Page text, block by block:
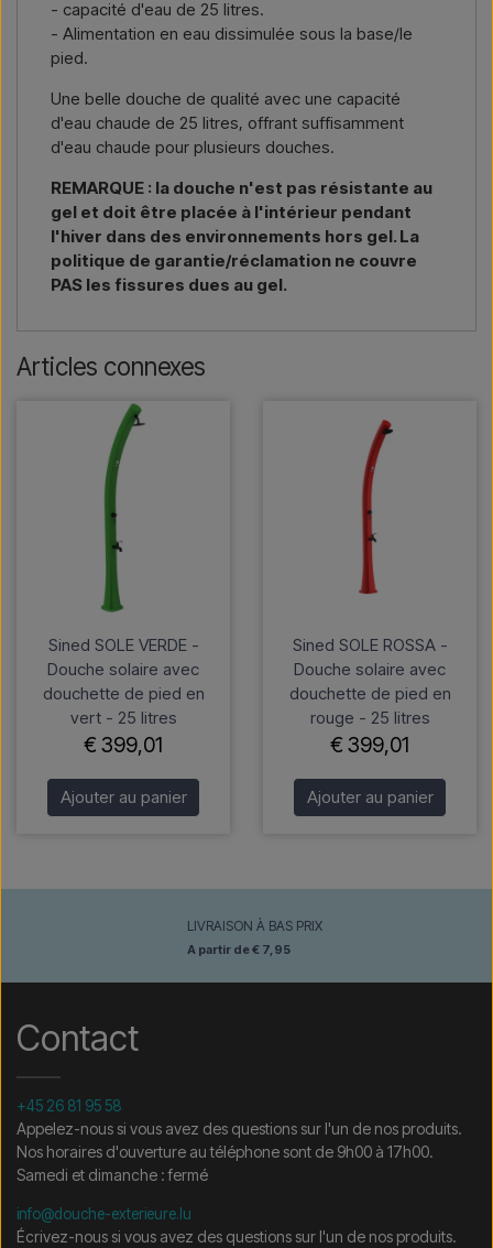
- capacité d'eau de 25 litres.
- Alimentation en eau dissimulée sous la base/le
pied.
Une belle douche de qualité avec une capacité
d'eau chaude de 25 litres, offrant suffisamment
d'eau chaude pour plusieurs douches.
REMARQUE : la douche n'est pas résistante au
gel et doit être placée à l'intérieur pendant
l'hiver dans des environnements hors gel. La
politique de garantie/réclamation ne couvre
PAS les fissures dues au gel.
Articles connexes
Sined SOLE VERDE -
Douche solaire avec
douchette de pied en
vert - 25 litres
€ 399,01
Ajouter au panier
Sined SOLE ROSSA -
Douche solaire avec
douchette de pied en
rouge - 25 litres
€ 399,01
Ajouter au panier
LIVRAISON À BAS PRIX
A partir de € 7,95
Contact
+45 26 81 95 58
Appelez-nous si vous avez des questions sur l'un de nos produits.
Nos horaires d'ouverture au téléphone sont de 9h00 à 17h00.
Samedi et dimanche : fermé
info@douche-exterieure.lu
Écrivez-nous si vous avez des questions sur l'un de nos produits.